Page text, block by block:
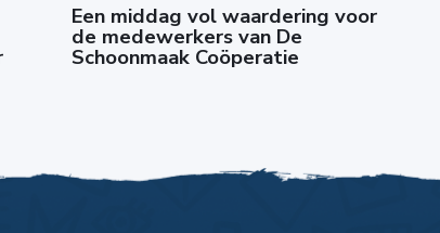
Een middag vol waardering voor
de medewerkers van De
Schoonmaak Coöperatie